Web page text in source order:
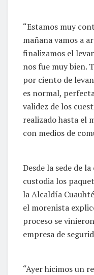
“Estamos muy
mañana vamos a
finalizamos el
nos fue muy bien.
por ciento de
es normal,
validez de los
realizado hasta el
con medios de
Desde la sede de
custodia los
la Alcaldía
el morenista
proceso se
empresa de
“Ayer hicimos un